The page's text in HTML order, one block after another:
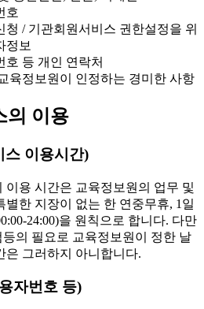
호
/ 기관회원서비스 권한설정을 위
정보
등 개인 연락처
육정보원이 인정하는 경미한 사항
의 이용
스 이용시간)
이용 시간은 교육정보원의 업무 및
별한 지장이 없는 한 연중무휴, 1일
24:00)을 원칙으로 합니다. 다만
등의 필요로 교육정보원이 정한 날
은 그러하지 아니합니다.
자번호 등)